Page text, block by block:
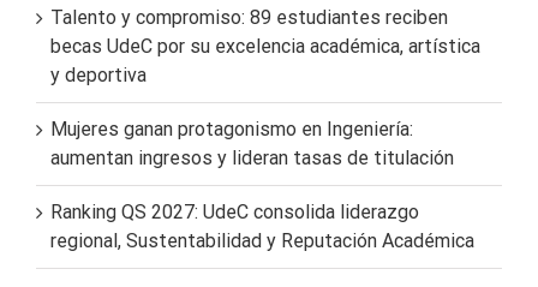
Talento y compromiso: 89 estudiantes reciben
becas UdeC por su excelencia académica, artística
y deportiva
Mujeres ganan protagonismo en Ingeniería:
aumentan ingresos y lideran tasas de titulación
Ranking QS 2027: UdeC consolida liderazgo
regional, Sustentabilidad y Reputación Académica